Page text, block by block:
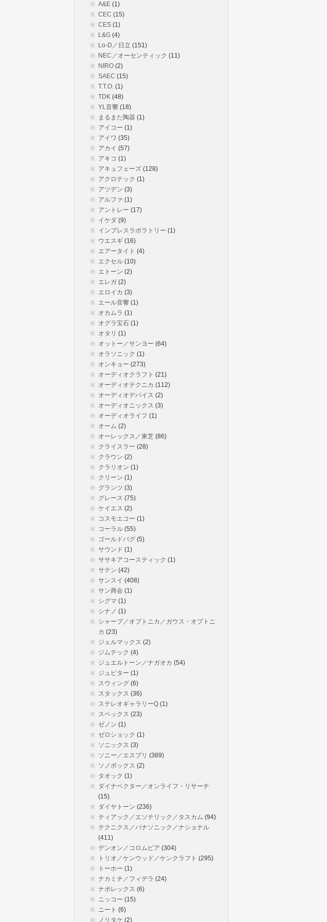
A&E (1)
CEC (15)
CES (1)
L&G (4)
Lo-D／日立 (151)
NEC／オーセンティック (11)
NIRO (2)
SAEC (15)
T.T.O. (1)
TDK (48)
YL音響 (18)
まるまた陶器 (1)
アイコー (1)
アイワ (35)
アカイ (57)
アキコ (1)
アキュフェーズ (128)
アクロテック (1)
アツデン (3)
アルファ (1)
アントレー (17)
イケダ (9)
インプレスラボラトリー (1)
ウエスギ (16)
エアータイト (4)
エクセル (10)
エトーン (2)
エレガ (2)
エロイカ (3)
エール音響 (1)
オカムラ (1)
オグラ宝石 (1)
オタリ (1)
オットー／サンヨー (64)
オラソニック (1)
オンキョー (273)
オーディオクラフト (21)
オーディオテクニカ (112)
オーディオデバイス (2)
オーディオニックス (3)
オーディオライフ (1)
オーム (2)
オーレックス／東芝 (86)
クライスラー (28)
クラウン (2)
クラリオン (1)
クリーン (1)
グランツ (3)
グレース (75)
ケイエス (2)
コスモエコー (1)
コーラル (55)
ゴールドバグ (5)
サウンド (1)
ササキアコースティック (1)
サテン (42)
サンスイ (408)
サン商会 (1)
シグマ (1)
シナノ (1)
シャープ／オプトニカ／ガウス・オプトニ
カ (23)
ジェルマックス (2)
ジムテック (4)
ジュエルトーン／ナガオカ (54)
ジュピター (1)
スウィング (6)
スタックス (36)
ステレオギャラリーQ (1)
スペックス (23)
ゼノン (1)
ゼロショック (1)
ソニックス (3)
ソニー／エスプリ (389)
ソノボックス (2)
タオック (1)
ダイナベクター／オンライフ・リサーチ
(15)
ダイヤトーン (236)
ティアック／エソテリック／タスカム (94)
テクニクス／パナソニック／ナショナル
(411)
デンオン／コロムビア (304)
トリオ／ケンウッド／ケンクラフト (295)
トーホー (1)
ナカミチ／フィデラ (24)
ナポレックス (6)
ニッコー (15)
ニート (6)
ノリタケ (2)